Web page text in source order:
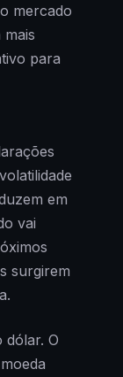
mercado
para
em
vai
surgirem
dólar. O